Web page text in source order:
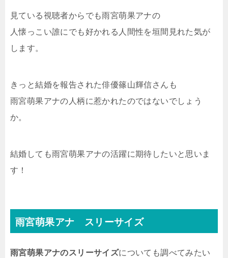
見ている視聴者からでも雨宮萌果アナの
人懐っこい誰にでも好かれる人間性を垣間見れた気が
します。
きっと結婚を報告された俳優篠山輝信さんも
雨宮萌果アナの人柄に惹かれたのではないでしょう
か。
結婚しても雨宮萌果アナの活躍に期待したいと思いま
す！
雨宮萌果アナ スリーサイズ
雨宮萌果アナのスリーサイズについても調べてみたい